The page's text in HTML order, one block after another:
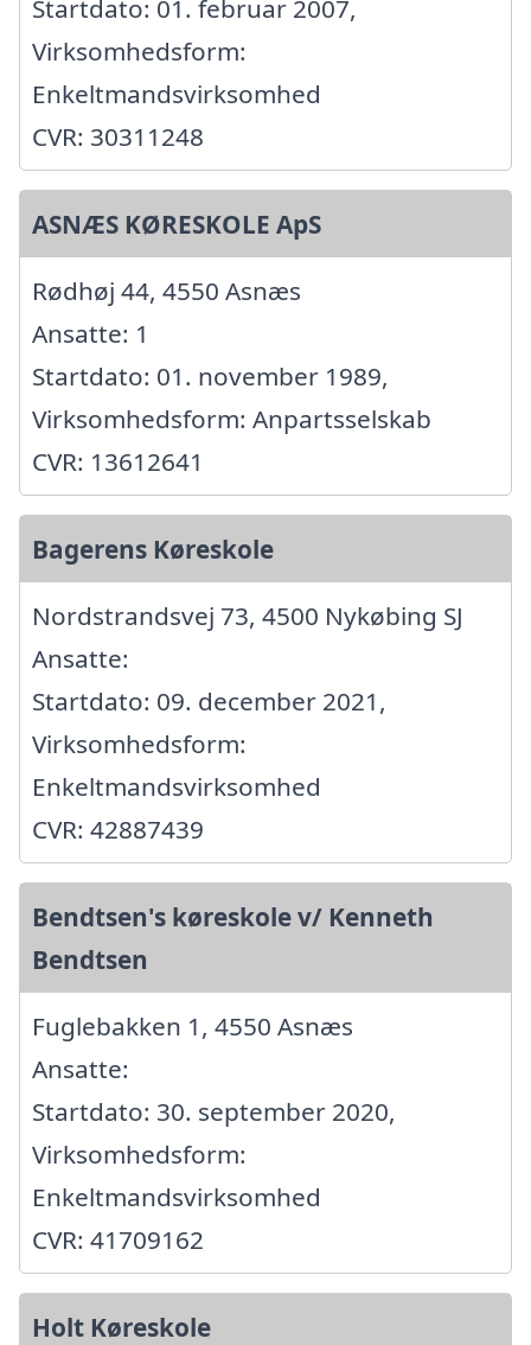
Startdato: 01. februar 2007,
Virksomhedsform:
Enkeltmandsvirksomhed
CVR: 30311248
ASNÆS KØRESKOLE ApS
Rødhøj 44, 4550 Asnæs
Ansatte: 1
Startdato: 01. november 1989,
Virksomhedsform: Anpartsselskab
CVR: 13612641
Bagerens Køreskole
Nordstrandsvej 73, 4500 Nykøbing SJ
Ansatte:
Startdato: 09. december 2021,
Virksomhedsform:
Enkeltmandsvirksomhed
CVR: 42887439
Bendtsen's køreskole v/ Kenneth
Bendtsen
Fuglebakken 1, 4550 Asnæs
Ansatte:
Startdato: 30. september 2020,
Virksomhedsform:
Enkeltmandsvirksomhed
CVR: 41709162
Holt Køreskole